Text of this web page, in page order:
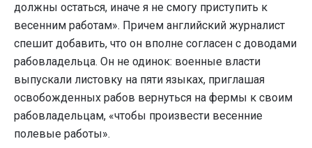
должны остаться, иначе я не смогу приступить к
весенним работам». Причем английский журналист
спешит добавить, что он вполне согласен с доводами
рабовладельца. Он не одинок: военные власти
выпускали листовку на пяти языках, приглашая
освобожденных рабов вернуться на фермы к своим
рабовладельцам, «чтобы произвести весенние
полевые работы».